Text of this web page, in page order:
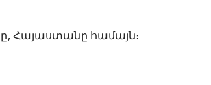
Հայաստանը համայն։